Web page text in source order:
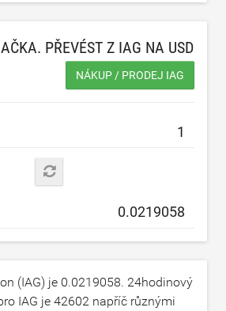
PŘEVÉST Z IAG NA USD
NÁKUP / PRODEJ IAG
(IAG) je 0.0219058. 24hodinový
IAG je 42602 napříč různými